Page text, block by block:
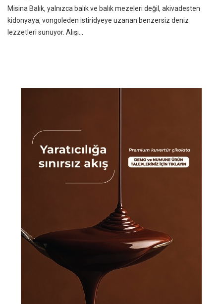
Misina Balık, yalnızca balık ve balık mezeleri değil, akivadesten
kidonyaya, vongoleden istiridyeye uzanan benzersiz deniz
lezzetleri sunuyor. Alışı...